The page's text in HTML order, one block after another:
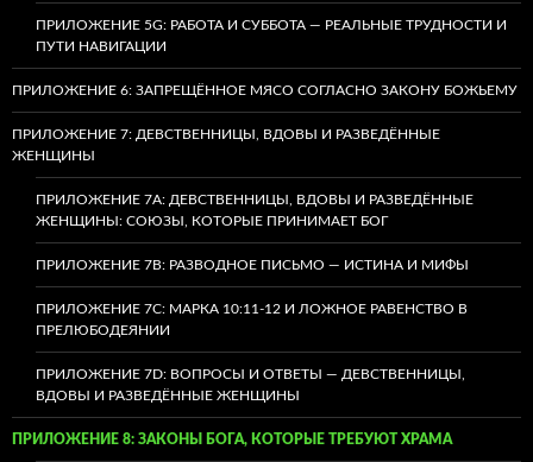
ПРИЛОЖЕНИЕ 5G: РАБОТА И СУББОТА — РЕАЛЬНЫЕ ТРУДНОСТИ И
ПУТИ НАВИГАЦИИ
ПРИЛОЖЕНИЕ 6: ЗАПРЕЩЁННОЕ МЯСО СОГЛАСНО ЗАКОНУ БОЖЬЕМУ
ПРИЛОЖЕНИЕ 7: ДЕВСТВЕННИЦЫ, ВДОВЫ И РАЗВЕДЁННЫЕ
ЖЕНЩИНЫ
ПРИЛОЖЕНИЕ 7А: ДЕВСТВЕННИЦЫ, ВДОВЫ И РАЗВЕДЁННЫЕ
ЖЕНЩИНЫ: СОЮЗЫ, КОТОРЫЕ ПРИНИМАЕТ БОГ
ПРИЛОЖЕНИЕ 7B: РАЗВОДНОЕ ПИСЬМО — ИСТИНА И МИФЫ
ПРИЛОЖЕНИЕ 7C: МАРКА 10:11-12 И ЛОЖНОЕ РАВЕНСТВО В
ПРЕЛЮБОДЕЯНИИ
ПРИЛОЖЕНИЕ 7D: ВОПРОСЫ И ОТВЕТЫ — ДЕВСТВЕННИЦЫ,
ВДОВЫ И РАЗВЕДЁННЫЕ ЖЕНЩИНЫ
ПРИЛОЖЕНИЕ 8: ЗАКОНЫ БОГА, КОТОРЫЕ ТРЕБУЮТ ХРАМА